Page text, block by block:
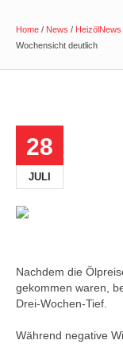
Home / News / HeizölNews
Wochensicht deutlich
28
JULI
Nachdem die
gekommen waren,
Drei-Wochen-Tief.
Während negative